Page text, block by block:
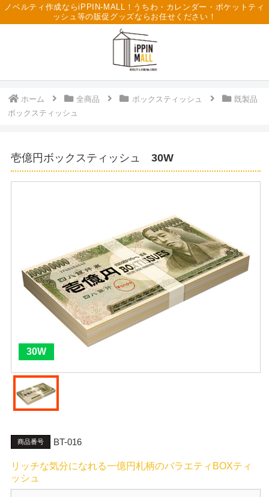
ノベルティ作成ならiPPIN-MALL！うちわ・カレンダー・ポケットティ
ッシュ等の販促グッズならお任せください！
ホーム 全商品 ボックスティッシュ
既製品
ボックスティッシュ
壱億円ボックスティッシュ 30W
30W
商品番号 BT-016
リッチな気分になれる一億円札柄のバラエティBOXティ
ッシュ